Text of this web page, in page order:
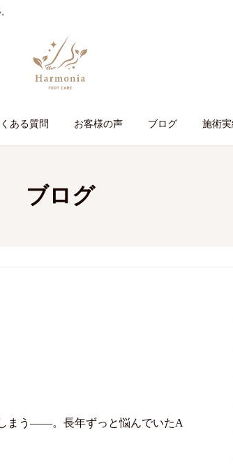
ある質問 お客様の声 ブログ 施術
ブログ
まう――。長年ずっと悩んでいたA